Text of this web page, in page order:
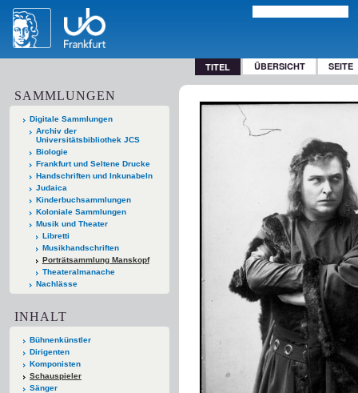
TITEL ÜBERSICHT SEITE
SAMMLUNGEN
Digitale Sammlungen
Archiv der
Universitätsbibliothek JCS
Biologie
Frankfurt und Seltene Drucke
Handschriften und Inkunabeln
Judaica
Kinderbuchsammlungen
Koloniale Sammlungen
Musik und Theater
Libretti
Musikhandschriften
Porträtsammlung Manskopf
Theateralmanache
Nachlässe
INHALT
Bühnenkünstler
Dirigenten
Komponisten
Schauspieler
Sänger